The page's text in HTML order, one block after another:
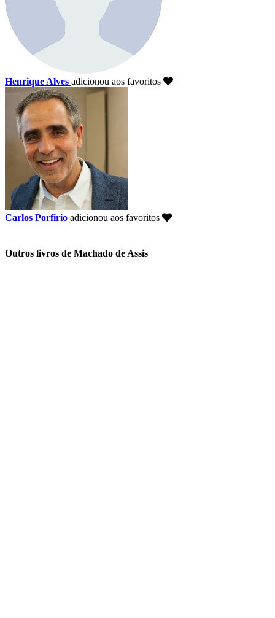
Henrique Alves adicionou aos favoritos
Carlos Porfirio adicionou aos favoritos
Outros livros de Machado de Assis